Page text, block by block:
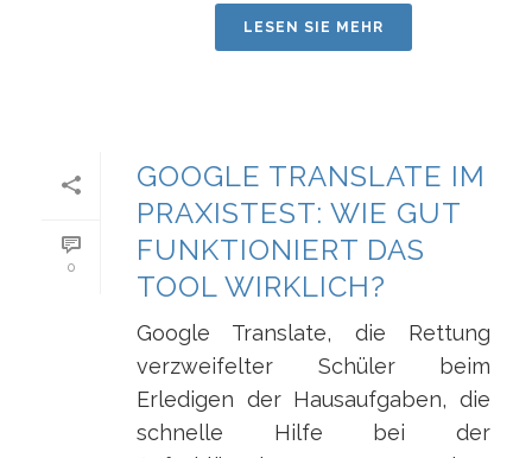
LESEN SIE MEHR
0
GOOGLE TRANSLATE IM
PRAXISTEST: WIE GUT
FUNKTIONIERT DAS
TOOL WIRKLICH?
Google Translate, die Rettung
verzweifelter Schüler beim
Erledigen der Hausaufgaben, die
schnelle Hilfe bei der